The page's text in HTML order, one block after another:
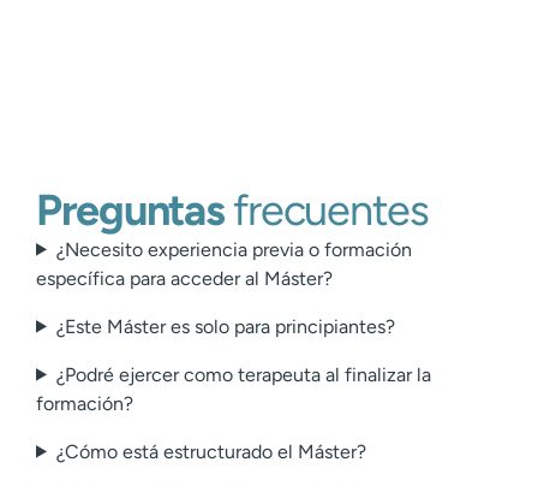
Preguntasfrecuentes
¿Necesito experiencia previa o formación
específica para acceder al Máster?
¿Este Máster es solo para principiantes?
¿Podré ejercer como terapeuta al finalizar la
formación?
¿Cómo está estructurado el Máster?